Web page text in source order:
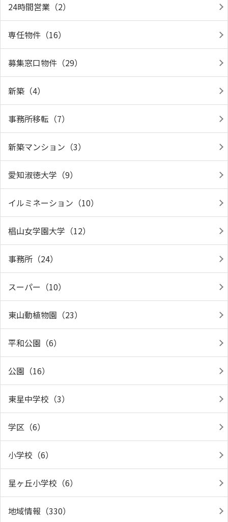
24時間営業（2）
専任物件（16）
募集窓口物件（29）
新築（4）
事務所移転（7）
新築マンション（3）
愛知淑徳大学（9）
イルミネーション（10）
椙山女学園大学（12）
事務所（24）
スーパー（10）
東山動植物園（23）
平和公園（6）
公園（16）
東星中学校（3）
学区（6）
小学校（6）
星ヶ丘小学校（6）
地域情報（330）